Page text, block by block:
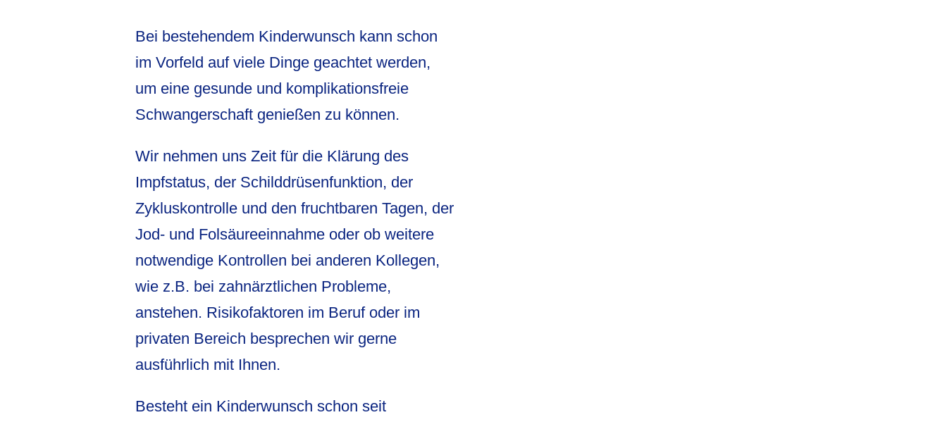
Bei bestehendem Kinderwunsch kann schon
im Vorfeld auf viele Dinge geachtet werden,
um eine gesunde und komplikationsfreie
Schwangerschaft genießen zu können.
Wir nehmen uns Zeit für die Klärung des
Impfstatus, der Schilddrüsenfunktion, der
Zykluskontrolle und den fruchtbaren Tagen, der
Jod- und Folsäureeinnahme oder ob weitere
notwendige Kontrollen bei anderen Kollegen,
wie z.B. bei zahnärztlichen Probleme,
anstehen. Risikofaktoren im Beruf oder im
privaten Bereich besprechen wir gerne
ausführlich mit Ihnen.
Besteht ein Kinderwunsch schon seit